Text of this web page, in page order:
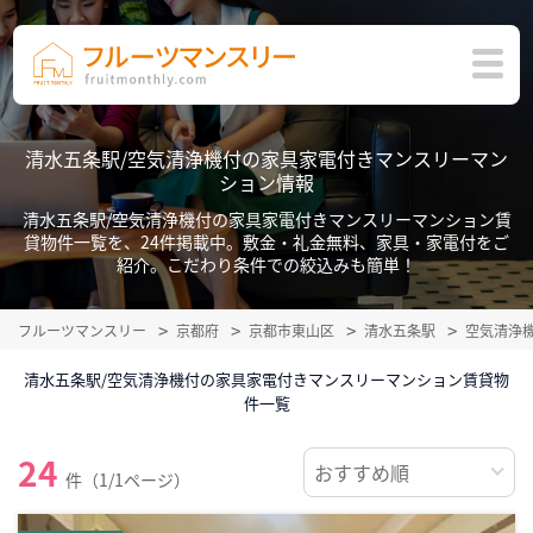
清水五条駅/空気清浄機付の家具家電付きマンスリーマン
ション情報
清水五条駅/空気清浄機付の家具家電付きマンスリーマンション賃
貸物件一覧を、24件掲載中。敷金・礼金無料、家具・家電付をご
紹介。こだわり条件での絞込みも簡単！
フルーツマンスリー 京都府 京都市東山区 清水五条駅 空気清浄
清水五条駅/空気清浄機付の家具家電付きマンスリーマンション賃貸物
件一覧
24 件（1/1ページ）